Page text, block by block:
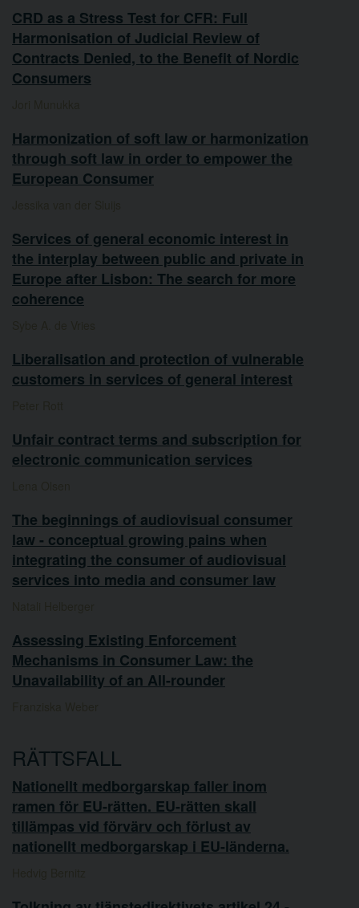
CRD as a Stress Test for CFR: Full
Harmonisation of Judicial Review of
Contracts Denied, to the Benefit of Nordic
Consumers
Harmonization of soft law or harmonization
through soft law in order to empower the
European Consumer
Services of general economic interest in
the interplay between public and private in
Europe after Lisbon: The search for more
coherence
Liberalisation and protection of vulnerable
customers in services of general interest
Unfair contract terms and subscription for
electronic communication services
The beginnings of audiovisual consumer
law - conceptual growing pains when
integrating the consumer of audiovisual
services into media and consumer law
Assessing Existing Enforcement
Mechanisms in Consumer Law: the
Unavailability of an All-rounder
RÄTTSFALL
Nationellt medborgarskap faller inom
ramen för EU-rätten. EU-rätten skall
tillämpas vid förvärv och förlust av
nationellt medborgarskap i EU-länderna.